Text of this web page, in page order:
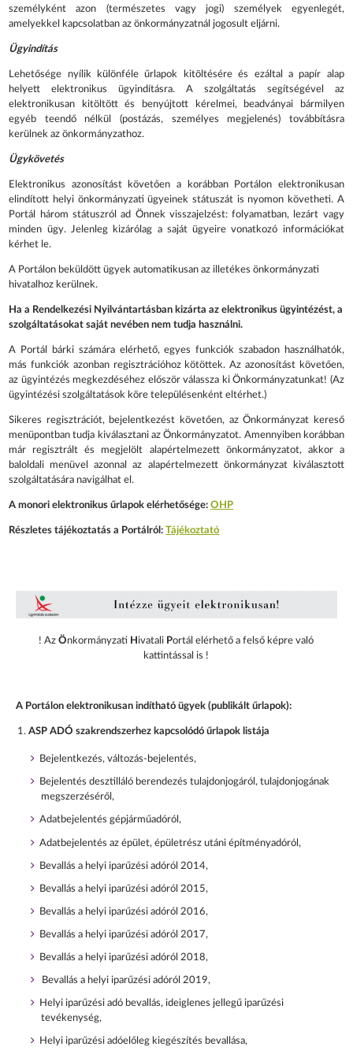
személyként azon (természetes vagy jogi) személyek egyenlegét,
amelyekkel kapcsolatban az önkormányzatnál jogosult eljárni.
Ügyindítás
Lehetősége nyílik különféle űrlapok kitöltésére és ezáltal a papír alap
helyett elektronikus ügyindításra. A szolgáltatás segítségével az
elektronikusan kitöltött és benyújtott kérelmei, beadványai bármilyen
egyéb teendő nélkül (postázás, személyes megjelenés) továbbításra
kerülnek az önkormányzathoz.
Ügykövetés
Elektronikus azonosítást követően a korábban Portálon elektronikusan
elindított helyi önkormányzati ügyeinek státuszát is nyomon követheti. A
Portál három státuszról ad Önnek visszajelzést: folyamatban, lezárt vagy
minden ügy. Jelenleg kizárólag a saját ügyeire vonatkozó információkat
kérhet le.
A Portálon beküldött ügyek automatikusan az illetékes önkormányzati
hivatalhoz kerülnek.
Ha a Rendelkezési Nyilvántartásban kizárta az elektronikus ügyintézést, a
szolgáltatásokat saját nevében nem tudja használni.
A Portál bárki számára elérhető, egyes funkciók szabadon használhatók,
más funkciók azonban regisztrációhoz kötöttek. Az azonosítást követően,
az ügyintézés megkezdéséhez először válassza ki Önkormányzatunkat! (Az
ügyintézési szolgáltatások köre településenként eltérhet.)
Sikeres regisztrációt, bejelentkezést követően, az Önkormányzat kereső
menüpontban tudja kiválasztani az Önkormányzatot. Amennyiben korábban
már regisztrált és megjelölt alapértelmezett önkormányzatot, akkor a
baloldali menüvel azonnal az alapértelmezett önkormányzat kiválasztott
szolgáltatására navigálhat el.
A monori elektronikus űrlapok elérhetősége:OHP
Részletes tájékoztatás a Portálról:Tájékoztató
! AzÖnkormányzati H ivatali Portál elérhető a felső képre való
kattintással is !
A Portálon elektronikusan indítható ügyek (publikált űrlapok):
ASP ADÓ szakrendszerhez kapcsolódó űrlapok listája
Bejelentkezés, változás-bejelentés,
Bejelentés desztilláló berendezés tulajdonjogáról, tulajdonjogának
megszerzéséről,
Adatbejelentés gépjárműadóról,
Adatbejelentés az épület, épületrész utáni építményadóról,
Bevallás a helyi iparűzési adóról 2014,
Bevallás a helyi iparűzési adóról 2015,
Bevallás a helyi iparűzési adóról 2016,
Bevallás a helyi iparűzési adóról 2017,
Bevallás a helyi iparűzési adóról 2018,
Bevallás a helyi iparűzési adóról 2019,
Helyi iparűzési adó bevallás, ideiglenes jellegű iparűzési
tevékenység,
Helyi iparűzési adóelőleg kiegészítés bevallása,